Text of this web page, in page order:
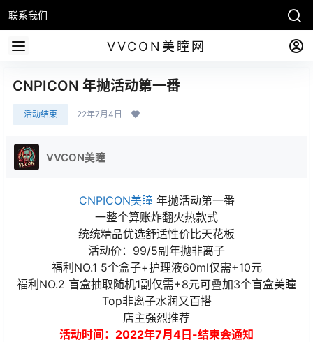
联系我们
VVCON美瞳网
CNPICON 年抛活动第一番
活动结束 22年7月4日
VVCON美瞳
CNPICON美瞳年抛活动第一番
一整个算账炸翻火热款式
统统精品优选舒适性价比天花板
活动价：99/5副年抛非离子
福利NO.1 5个盒子+护理液60ml仅需+10元
福利NO.2 盲盒抽取随机1副仅需+8元可叠加3个盲盒美瞳
Top非离子水润又百搭
店主强烈推荐
活动时间：2022年7月4日-结束会通知